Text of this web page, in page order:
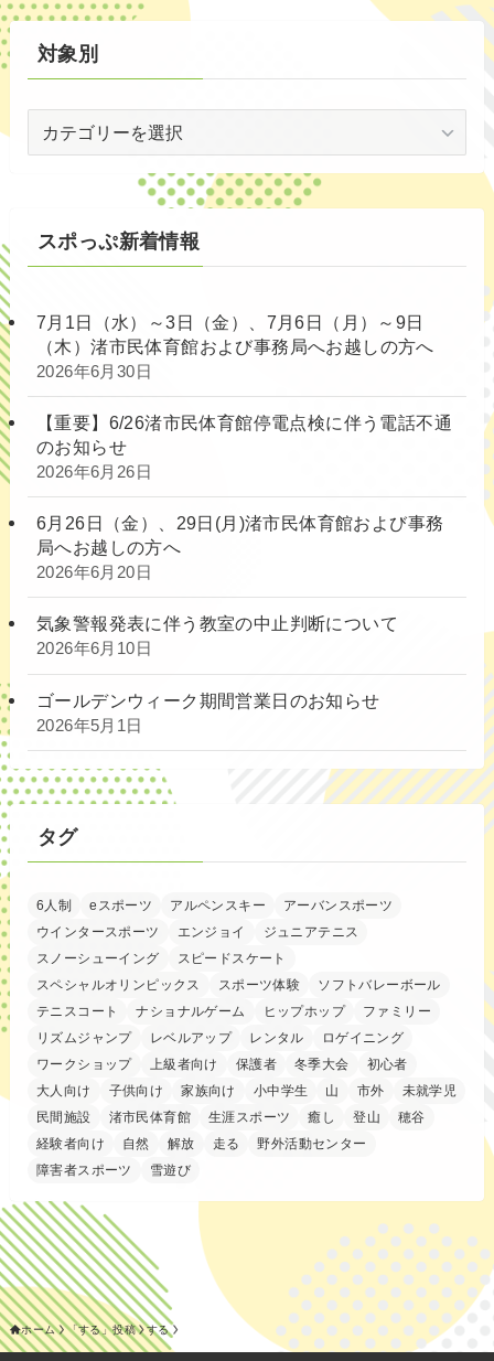
対象別
スポっぷ新着情報
7月1日（水）～3日（金）、7月6日（月）～9日
（木）渚市民体育館および事務局へお越しの方へ
2026年6月30日
【重要】6/26渚市民体育館停電点検に伴う電話不通
のお知らせ
2026年6月26日
6月26日（金）、29日(月)渚市民体育館および事務
局へお越しの方へ
2026年6月20日
気象警報発表に伴う教室の中止判断について
2026年6月10日
ゴールデンウィーク期間営業日のお知らせ
2026年5月1日
タグ
6人制 eスポーツ アルペンスキー
アーバンスポーツ
ウインタースポーツ
エンジョイ
ジュニアテニス
スノーシューイング
スピードスケート
スペシャルオリンピックス
スポーツ体験
ソフトバレーボール
テニスコート
ナショナルゲーム ヒップホップ
ファミリー
リズムジャンプ
レベルアップ レンタル
ロゲイニング
ワークショップ
上級者向け 保護者 冬季大会
初心者
大人向け
子供向け 家族向け 小中学生 山 市外
未就学児
民間施設
渚市民体育館 生涯スポーツ 癒し 登山
穂谷
経験者向け
自然 解放 走る
野外活動センター
障害者スポーツ
雪遊び
ホーム 「する」投稿 する